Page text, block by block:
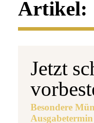
Artikel:
Jetzt
Besondere